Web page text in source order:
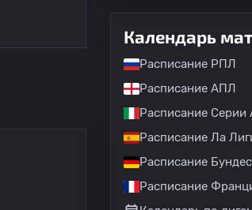
Календарь
Расписание РПЛ
Расписание АПЛ
Расписание Серии
Расписание Ла
Расписание
Расписание